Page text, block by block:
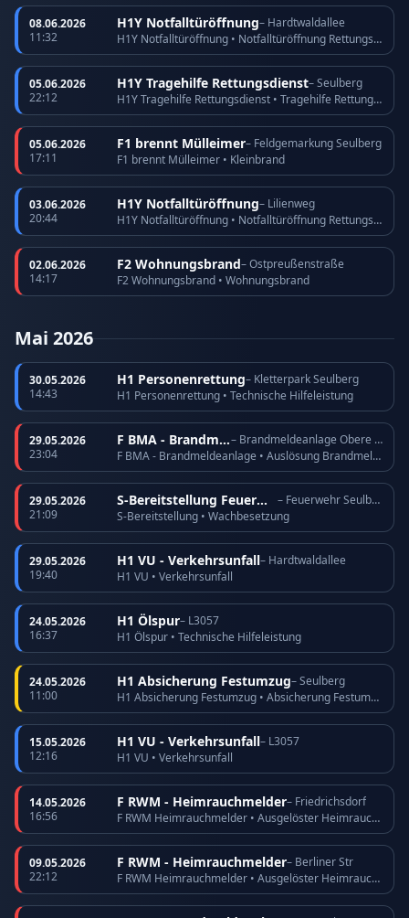
08.06.2026
11:32
H1Y Notfalltüröffnung– Hardtwaldallee
H1Y Notfalltüröffnung • Notfalltüröffnung Rettungsdienst
05.06.2026
22:12
H1Y Tragehilfe Rettungsdienst– Seulberg
H1Y Tragehilfe Rettungsdienst • Tragehilfe Rettungsdienst
05.06.2026
17:11
F1 brennt Mülleimer– Feldgemarkung Seulberg
F1 brennt Mülleimer • Kleinbrand
03.06.2026
20:44
H1Y Notfalltüröffnung– Lilienweg
H1Y Notfalltüröffnung • Notfalltüröffnung Rettungsdienst
02.06.2026
14:17
F2 Wohnungsbrand– Ostpreußenstraße
F2 Wohnungsbrand • Wohnungsbrand
Mai 2026
30.05.2026
14:43
H1 Personenrettung– Kletterpark Seulberg
H1 Personenrettung • Technische Hilfeleistung
29.05.2026
23:04
F BMA - Brandmeldeanlage
– Brandmeldeanlage Obere Römerhofstraße
F BMA - Brandmeldeanlage • Auslösung Brandmeldeanlage
29.05.2026
21:09
S-Bereitstellung Feuerwehr
– Feuerwehr Seulberg
S-Bereitstellung • Wachbesetzung
29.05.2026
19:40
H1 VU - Verkehrsunfall– Hardtwaldallee
H1 VU • Verkehrsunfall
24.05.2026
16:37
H1 Ölspur– L3057
H1 Ölspur • Technische Hilfeleistung
24.05.2026
11:00
H1 Absicherung Festumzug– Seulberg
H1 Absicherung Festumzug • Absicherung Festumzug
15.05.2026
12:16
H1 VU - Verkehrsunfall– L3057
H1 VU • Verkehrsunfall
14.05.2026
16:56
F RWM - Heimrauchmelder– Friedrichsdorf
F RWM Heimrauchmelder • Ausgelöster Heimrauchmelder
09.05.2026
22:12
F RWM - Heimrauchmelder– Berliner Str
F RWM Heimrauchmelder • Ausgelöster Heimrauchmelder